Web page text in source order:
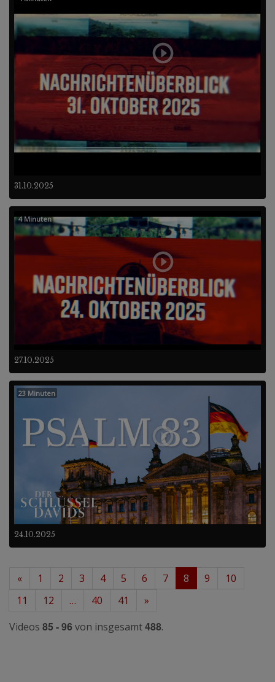
31.10.2025
27.10.2025
4 Minuten
24.10.2025
23 Minuten
« 1 2 3 4 5 6 7 8 9
10
11
12 … 40 41
»
Videos 85 - 96 von insgesamt488.